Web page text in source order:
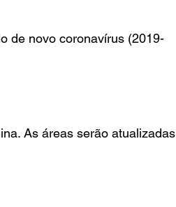
de novo coronavírus (2019-
As áreas serão atualizadas